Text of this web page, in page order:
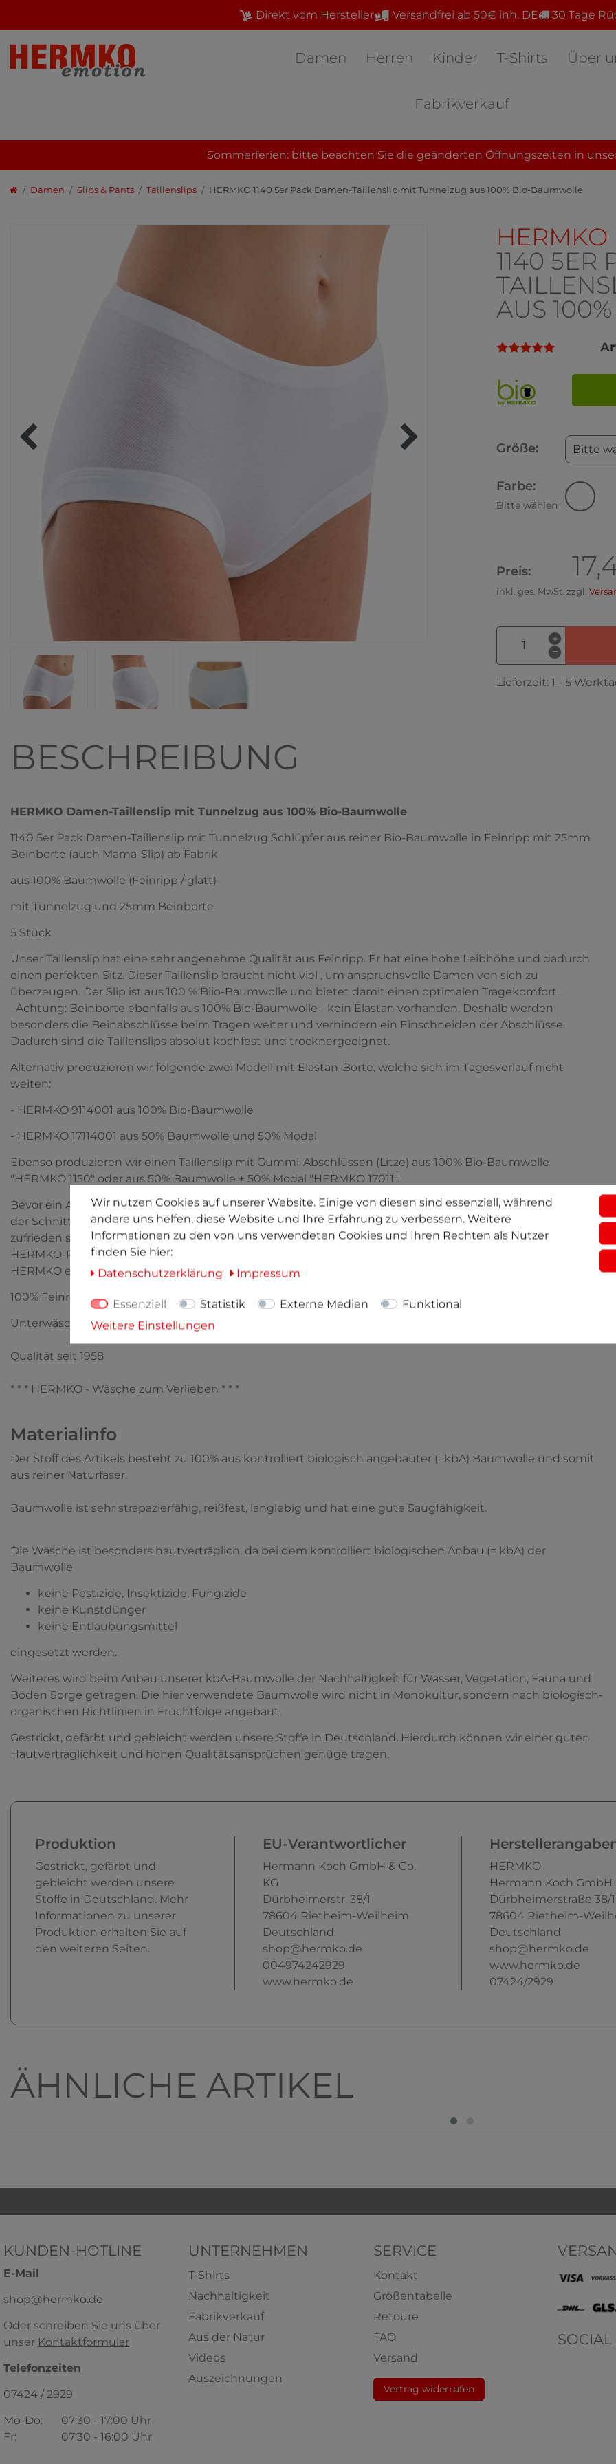
Direkt vom Hersteller Versandfrei ab 50€ inh. DE 30 Tage
Damen Herren Kinder T-Shirts Über
Fabrikverkauf
Sommerferien: bitte beachten Sie die geänderten Öffnungszeiten in
Damen Slips & Pants Taillenslips HERMKO 1140 5er Pack Damen-Taillenslip mit Tunnelzug aus 100% Bio-Baumwolle
HERMKO
1140 5ER
AUS
Größe: Bitte
Farbe:
Bitte wählen
Preis:
inkl. ges. MwSt. zzgl.
Lieferzeit: 1 - 5
BESCHREIBUNG
HERMKO Damen-Taillenslip mit Tunnelzug aus 100% Bio-Baumwolle
1140 5er Pack Damen-Taillenslip mit Tunnelzug Schlüpfer aus reiner Bio-Baumwolle in Feinripp mit 25mm
Beinborte (auch Mama-Slip) ab Fabrik
aus 100% Baumwolle (Feinripp / glatt)
mit Tunnelzug und 25mm Beinborte
5 Stück
Unser Taillenslip hat eine sehr angenehme Qualität aus Feinripp. Er hat eine hohe Leibhöhe und dadurch
einen perfekten Sitz. Dieser Taillenslip braucht nicht viel , um anspruchsvolle Damen von sich zu
überzeugen. Der Slip ist aus 100 % Biio-Baumwolle und bietet damit einen optimalen Tragekomfort.
Achtung: Beinborte ebenfalls aus 100% Bio-Baumwolle - kein Elastan vorhanden. Deshalb werden
besonders die Beinabschlüsse beim Tragen weiter und verhindern ein Einschneiden der Abschlüsse.
Dadurch sind die Taillenslips absolut kochfest und trocknergeeignet.
Alternativ produzieren wir folgende zwei Modell mit Elastan-Borte, welche sich im Tagesverlauf nicht
weiten:
- HERMKO 9114001 aus 100% Bio-Baumwolle
- HERMKO 17114001 aus 50% Baumwolle und 50% Modal
Ebenso produzieren wir einen Taillenslip mit Gummi-Abschlüssen (Litze) aus 100% Bio-Baumwolle
"HERMKO 1150" oder aus 50% Baumwolle + 50% Modal "HERMKO 17011".
Bevor ein Artikel in Serie produziert wird, werden ausgiebig Muster probiert, Waschtests durchgeführt und
der Schnitt optimiert. Erst wenn die Tester, meistens Mitarbeiter/-innen und die Geschäftsleitung selbst,
zufrieden sind werden die Schnittmuster erstellt und freigegeben. Dies bedeutet für Sie, dass jedes unserer
HERMKO-Produkte ein einzigartiges und exklusives Wäschestück ist, dass Sie in dieser Art nur bei der Firma
HERMKO erhalten.
100% Feinripp-Bio-Baumwolle
Unterwäsche direkt vom Hersteller am Fuße der Schwäbischen Alb
Qualität seit 1958
* * * HERMKO - Wäsche zum Verlieben * * *
Materialinfo
Der Stoff des Artikels besteht zu 100% aus kontrolliert biologisch angebauter (=kbA) Baumwolle und somit
aus reiner Naturfaser.
Baumwolle ist sehr strapazierfähig, reißfest, langlebig und hat eine gute Saugfähigkeit.
Die Wäsche ist besonders hautverträglich, da bei dem kontrolliert biologischen Anbau (= kbA) der
Baumwolle
keine Pestizide, Insektizide, Fungizide
keine Kunstdünger
keine Entlaubungsmittel
eingesetzt werden.
Weiteres wird beim Anbau unserer kbA-Baumwolle der Nachhaltigkeit für Wasser, Vegetation, Fauna und
Böden Sorge getragen. Die hier verwendete Baumwolle wird nicht in Monokultur, sondern nach biologisch-
organischen Richtlinien in Fruchtfolge angebaut.
Gestrickt, gefärbt und gebleicht werden unsere Stoffe in Deutschland. Hierdurch können wir einer guten
Hautverträglichkeit und hohen Qualitätsansprüchen genüge tragen.
Produktion
Gestrickt, gefärbt und
gebleicht werden unsere
Stoffe in Deutschland. Mehr
Informationen zu unserer
Produktion erhalten Sie auf
den weiteren Seiten.
EU-Verantwortlicher
Hermann Koch GmbH & Co.
KG
Dürbheimerstr. 38/1
78604 Rietheim-Weilheim
Deutschland
shop@hermko.de
004974242929
www.hermko.de
HERMKO
Hermann Koch GmbH
Dürbheimerstraße 38/1
78604 Rietheim-
Deutschland
shop@hermko.de
www.hermko.de
07424/2929
ÄHNLICHE ARTIKEL
HERMKO 1140 Damen Taillenslip
mit Tunnelzug und 25mm
ab
HERMKO 1900 4er Pack Damen
100% Bio-Baumwolle
100% Bio-Baumwolle
KUNDEN-HOTLINE
E-Mail
shop@hermko.de
Oder schreiben Sie uns über
unser Kontaktformular
Telefonzeiten
07424 / 2929
Mo-Do:
07:30 - 17:00 Uhr
Fr:
07:30 - 16:00 Uhr
UNTERNEHMEN
T-Shirts
Nachhaltigkeit
Fabrikverkauf
Aus der Natur
Videos
Auszeichnungen
SERVICE
Kontakt
Größentabelle
Retoure
FAQ
Versand
Vertrag widerrufen
Wir nutzen Cookies auf unserer Website. Einige von diesen sind essenziell, während
andere uns helfen, diese Website und Ihre Erfahrung zu verbessern. Weitere
Informationen zu den von uns verwendeten Cookies und Ihren Rechten als Nutzer
finden Sie hier:
Daten­schutz­erklärung
Impressum
Essenziell Statistik Externe Medien
Funktional
Weitere Einstellungen